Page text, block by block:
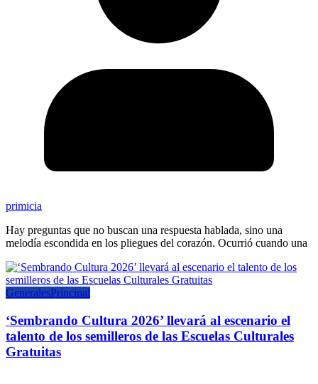
primicia
Hay preguntas que no buscan una respuesta hablada, sino una
melodía escondida en los pliegues del corazón. Ocurrió cuando una
GeneralesPrincipal
‘Sembrando Cultura 2026’ llevará al escenario el
talento de los semilleros de las Escuelas Culturales
Gratuitas